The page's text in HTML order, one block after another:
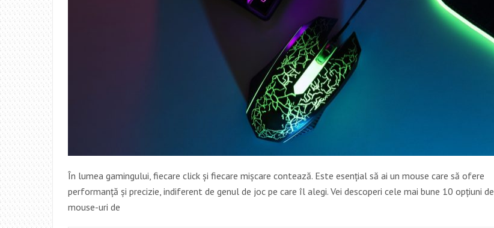
TEN
În lumea gamingului, fiecare click și fiecare mișcare contează. Este esențial să ai un mouse care să ofere
performanță și precizie, indiferent de genul de joc pe care îl alegi. Vei descoperi cele mai bune 10 opțiuni de
mouse-uri de